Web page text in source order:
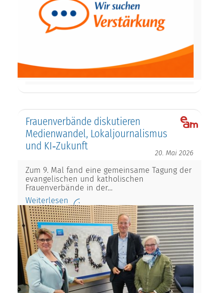
Frauenverbände diskutieren
Medienwandel, Lokaljournalismus
und KI‑Zukunft
20. Mai 2026
Zum 9. Mal fand eine gemeinsame Tagung der
evangelischen und katholischen
Frauenverbände in der…
Weiterlesen